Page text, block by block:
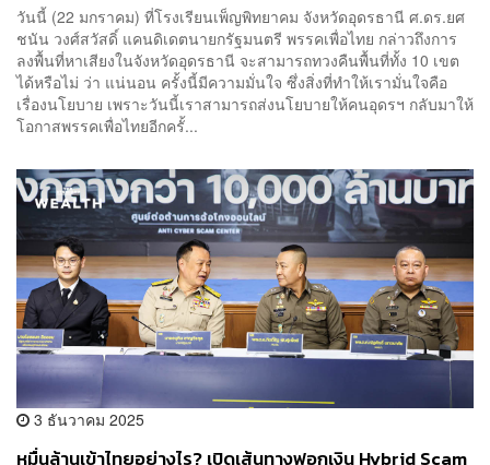
วันนี้ (22 มกราคม) ที่โรงเรียนเพ็ญพิทยาคม จังหวัดอุดรธานี ศ.ดร.ยศ
ชนัน วงศ์สวัสดิ์ แคนดิเดตนายกรัฐมนตรี พรรคเพื่อไทย กล่าวถึงการ
ลงพื้นที่หาเสียงในจังหวัดอุดรธานี จะสามารถทวงคืนพื้นที่ทั้ง 10 เขต
ได้หรือไม่ ว่า แน่นอน ครั้งนี้มีความมั่นใจ ซึ่งสิ่งที่ทำให้เรามั่นใจคือ
เรื่องนโยบาย เพราะวันนี้เราสามารถส่งนโยบายให้คนอุดรฯ กลับมาให้
โอกาสพรรคเพื่อไทยอีกครั้...
3 ธันวาคม 2025
หมื่นล้านเข้าไทยอย่างไร? เปิดเส้นทางฟอกเงิน Hybrid Scam